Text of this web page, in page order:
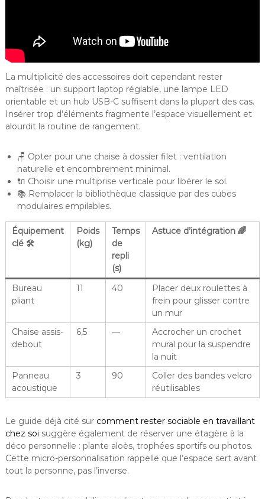
La multiplicité des accessoires doit cependant rester
maîtrisée : un support laptop réglable, une lampe LED
orientable et un hub USB-C suffisent dans la plupart des cas.
Insérer trop d’éléments fragmente l’espace visuellement et
alourdit la routine de rangement.
🪑 Opter pour une chaise à dossier filet : ventilation
naturelle et encombrement minimal.
🔌 Choisir une multiprise verticale pour libérer le sol.
📚 Remplacer la bibliothèque classique par des cubes
modulaires empilables.
Équipement
clé 🛠️
Poids
(kg)
Temps
de
repli
(s)
Astuce d’intégration 🌈
Bureau
pliant
11 40
Placer deux roulettes à
frein pour glisser contre
un mur
Chaise assis-
debout
6,5 —
Accrocher un crochet
mural pour la suspendre
la nuit
Panneau
acoustique
3 90
Coller des bandes velcro
réutilisables
Le guide déjà cité sur comment rester sociable en travaillant
chez soi suggère également de réserver une étagère à la
déco personnelle : plante aloès, trophées sportifs ou photos.
Cette micro-personnalisation rappelle que l’espace sert avant
tout la personne, pas l’inverse.